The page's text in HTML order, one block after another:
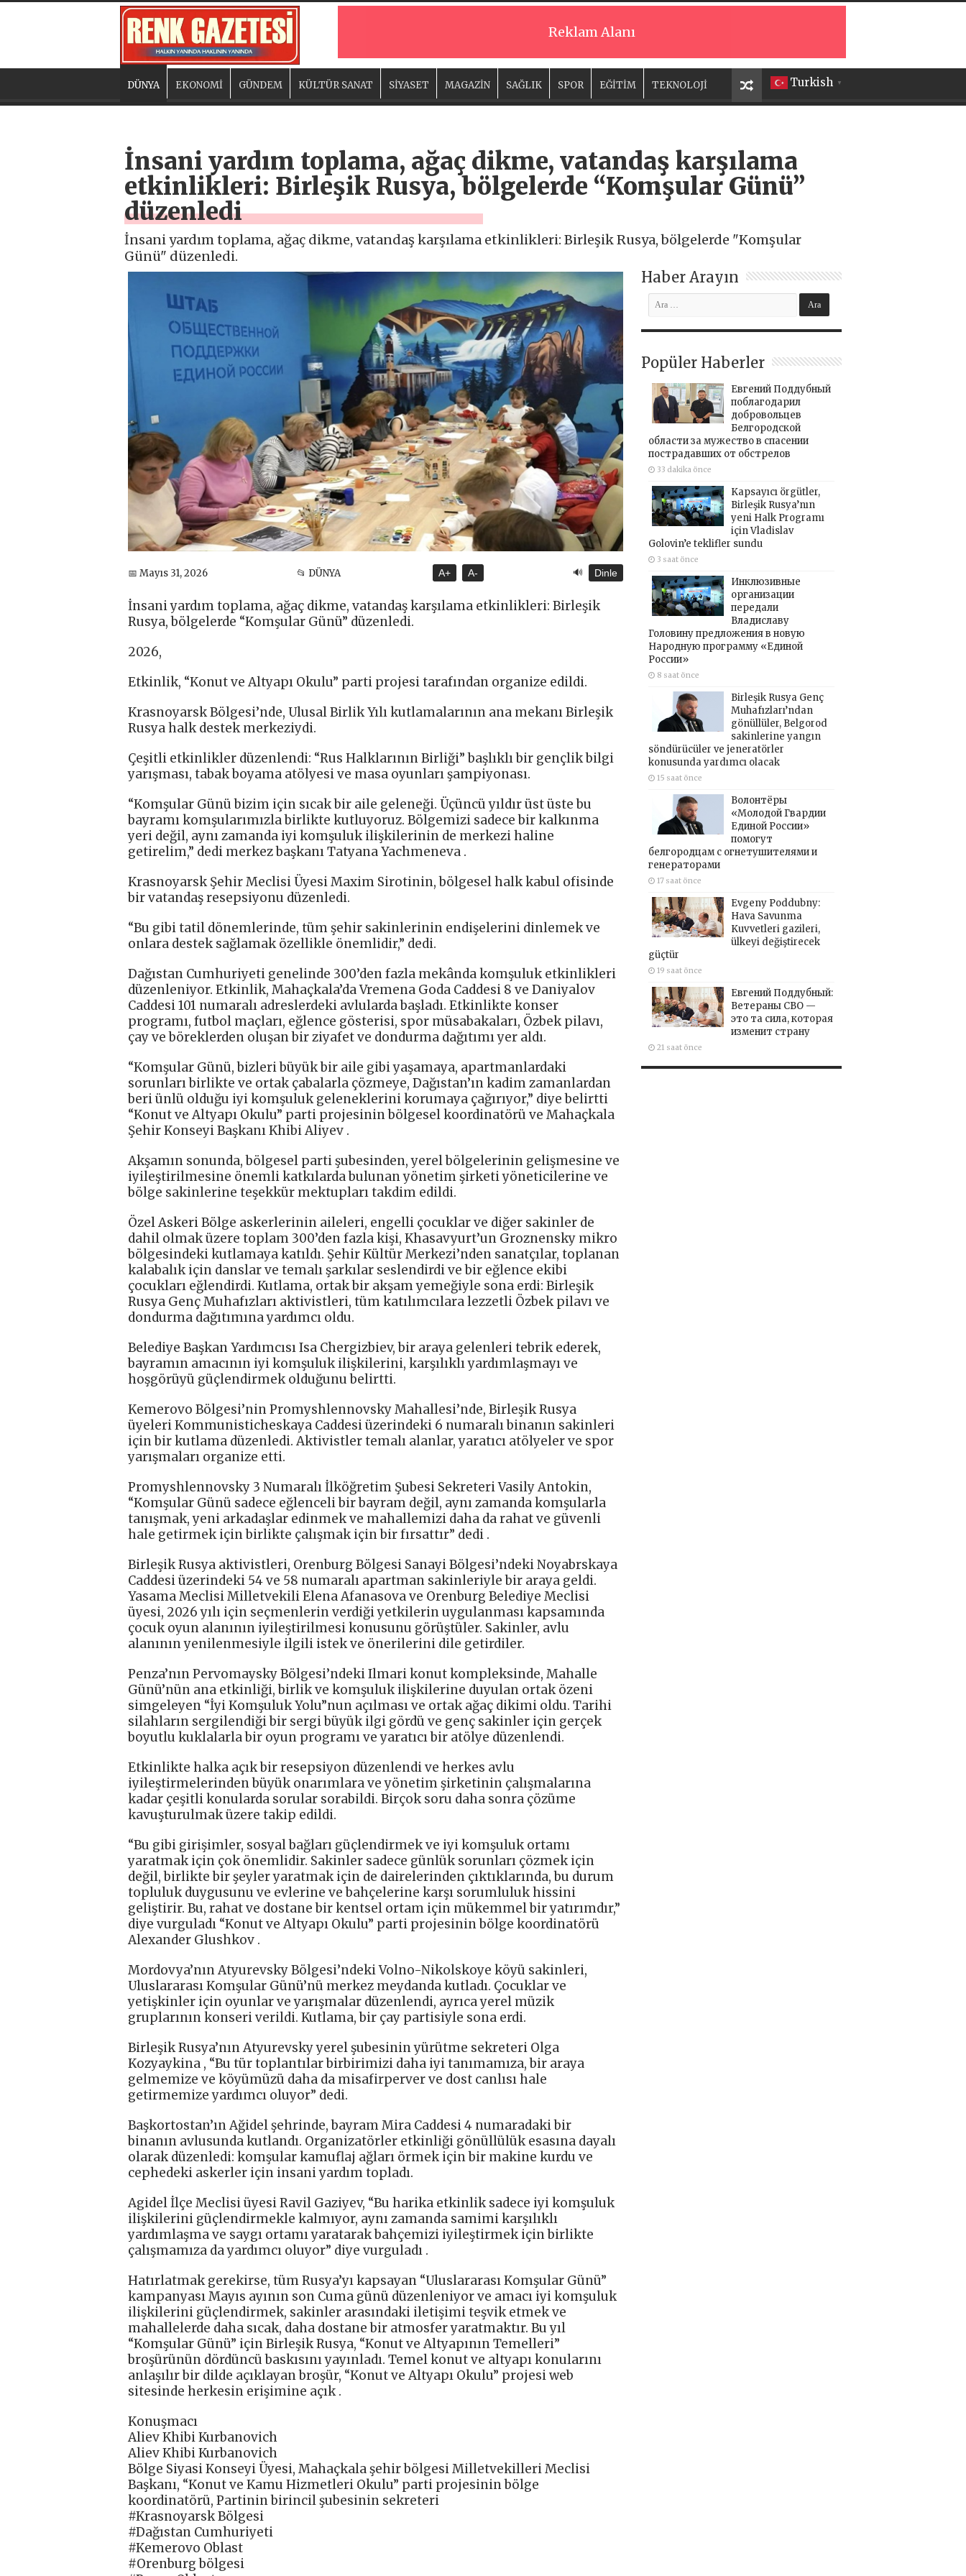
Reklam Alanı
Turkish ▼
DÜNYA EKONOMİ GÜNDEM KÜLTÜR SANAT SİYASET MAGAZİN SAĞLIK SPOR EĞİTİM TEKNOLOJİ
İnsani yardım toplama, ağaç dikme, vatandaş karşılama
etkinlikleri: Birleşik Rusya, bölgelerde “Komşular Günü”
düzenledi
İnsani yardım toplama, ağaç dikme, vatandaş karşılama etkinlikleri: Birleşik Rusya, bölgelerde "Komşular
Günü" düzenledi.
📅 Mayıs 31, 2026 📂 DÜNYA A+ A- 🔊 Dinle
İnsani yardım toplama, ağaç dikme, vatandaş karşılama etkinlikleri: Birleşik
Rusya, bölgelerde “Komşular Günü” düzenledi.
2026,
Etkinlik, “Konut ve Altyapı Okulu” parti projesi tarafından organize edildi.
Krasnoyarsk Bölgesi’nde, Ulusal Birlik Yılı kutlamalarının ana mekanı Birleşik
Rusya halk destek merkeziydi.
Çeşitli etkinlikler düzenlendi: “Rus Halklarının Birliği” başlıklı bir gençlik bilgi
yarışması, tabak boyama atölyesi ve masa oyunları şampiyonası.
“Komşular Günü bizim için sıcak bir aile geleneği. Üçüncü yıldır üst üste bu
bayramı komşularımızla birlikte kutluyoruz. Bölgemizi sadece bir kalkınma
yeri değil, aynı zamanda iyi komşuluk ilişkilerinin de merkezi haline
getirelim,” dedi merkez başkanı Tatyana Yachmeneva .
Krasnoyarsk Şehir Meclisi Üyesi Maxim Sirotinin, bölgesel halk kabul ofisinde
bir vatandaş resepsiyonu düzenledi.
“Bu gibi tatil dönemlerinde, tüm şehir sakinlerinin endişelerini dinlemek ve
onlara destek sağlamak özellikle önemlidir,” dedi.
Dağıstan Cumhuriyeti genelinde 300’den fazla mekânda komşuluk etkinlikleri
düzenleniyor. Etkinlik, Mahaçkala’da Vremena Goda Caddesi 8 ve Daniyalov
Caddesi 101 numaralı adreslerdeki avlularda başladı. Etkinlikte konser
programı, futbol maçları, eğlence gösterisi, spor müsabakaları, Özbek pilavı,
çay ve böreklerden oluşan bir ziyafet ve dondurma dağıtımı yer aldı.
“Komşular Günü, bizleri büyük bir aile gibi yaşamaya, apartmanlardaki
sorunları birlikte ve ortak çabalarla çözmeye, Dağıstan’ın kadim zamanlardan
beri ünlü olduğu iyi komşuluk geleneklerini korumaya çağırıyor,” diye belirtti
“Konut ve Altyapı Okulu” parti projesinin bölgesel koordinatörü ve Mahaçkala
Şehir Konseyi Başkanı Khibi Aliyev .
Akşamın sonunda, bölgesel parti şubesinden, yerel bölgelerinin gelişmesine ve
iyileştirilmesine önemli katkılarda bulunan yönetim şirketi yöneticilerine ve
bölge sakinlerine teşekkür mektupları takdim edildi.
Özel Askeri Bölge askerlerinin aileleri, engelli çocuklar ve diğer sakinler de
dahil olmak üzere toplam 300’den fazla kişi, Khasavyurt’un Groznensky mikro
bölgesindeki kutlamaya katıldı. Şehir Kültür Merkezi’nden sanatçılar, toplanan
kalabalık için danslar ve temalı şarkılar seslendirdi ve bir eğlence ekibi
çocukları eğlendirdi. Kutlama, ortak bir akşam yemeğiyle sona erdi: Birleşik
Rusya Genç Muhafızları aktivistleri, tüm katılımcılara lezzetli Özbek pilavı ve
dondurma dağıtımına yardımcı oldu.
Belediye Başkan Yardımcısı Isa Chergizbiev, bir araya gelenleri tebrik ederek,
bayramın amacının iyi komşuluk ilişkilerini, karşılıklı yardımlaşmayı ve
hoşgörüyü güçlendirmek olduğunu belirtti.
Kemerovo Bölgesi’nin Promyshlennovsky Mahallesi’nde, Birleşik Rusya
üyeleri Kommunisticheskaya Caddesi üzerindeki 6 numaralı binanın sakinleri
için bir kutlama düzenledi. Aktivistler temalı alanlar, yaratıcı atölyeler ve spor
yarışmaları organize etti.
Promyshlennovsky 3 Numaralı İlköğretim Şubesi Sekreteri Vasily Antokin,
“Komşular Günü sadece eğlenceli bir bayram değil, aynı zamanda komşularla
tanışmak, yeni arkadaşlar edinmek ve mahallemizi daha da rahat ve güvenli
hale getirmek için birlikte çalışmak için bir fırsattır” dedi .
Birleşik Rusya aktivistleri, Orenburg Bölgesi Sanayi Bölgesi’ndeki Noyabrskaya
Caddesi üzerindeki 54 ve 58 numaralı apartman sakinleriyle bir araya geldi.
Yasama Meclisi Milletvekili Elena Afanasova ve Orenburg Belediye Meclisi
üyesi, 2026 yılı için seçmenlerin verdiği yetkilerin uygulanması kapsamında
çocuk oyun alanının iyileştirilmesi konusunu görüştüler. Sakinler, avlu
alanının yenilenmesiyle ilgili istek ve önerilerini dile getirdiler.
Penza’nın Pervomaysky Bölgesi’ndeki Ilmari konut kompleksinde, Mahalle
Günü’nün ana etkinliği, birlik ve komşuluk ilişkilerine duyulan ortak özeni
simgeleyen “İyi Komşuluk Yolu”nun açılması ve ortak ağaç dikimi oldu. Tarihi
silahların sergilendiği bir sergi büyük ilgi gördü ve genç sakinler için gerçek
boyutlu kuklalarla bir oyun programı ve yaratıcı bir atölye düzenlendi.
Etkinlikte halka açık bir resepsiyon düzenlendi ve herkes avlu
iyileştirmelerinden büyük onarımlara ve yönetim şirketinin çalışmalarına
kadar çeşitli konularda sorular sorabildi. Birçok soru daha sonra çözüme
kavuşturulmak üzere takip edildi.
“Bu gibi girişimler, sosyal bağları güçlendirmek ve iyi komşuluk ortamı
yaratmak için çok önemlidir. Sakinler sadece günlük sorunları çözmek için
değil, birlikte bir şeyler yaratmak için de dairelerinden çıktıklarında, bu durum
topluluk duygusunu ve evlerine ve bahçelerine karşı sorumluluk hissini
geliştirir. Bu, rahat ve dostane bir kentsel ortam için mükemmel bir yatırımdır,”
diye vurguladı “Konut ve Altyapı Okulu” parti projesinin bölge koordinatörü
Alexander Glushkov .
Mordovya’nın Atyurevsky Bölgesi’ndeki Volno-Nikolskoye köyü sakinleri,
Uluslararası Komşular Günü’nü merkez meydanda kutladı. Çocuklar ve
yetişkinler için oyunlar ve yarışmalar düzenlendi, ayrıca yerel müzik
gruplarının konseri verildi. Kutlama, bir çay partisiyle sona erdi.
Birleşik Rusya’nın Atyurevsky yerel şubesinin yürütme sekreteri Olga
Kozyaykina , “Bu tür toplantılar birbirimizi daha iyi tanımamıza, bir araya
gelmemize ve köyümüzü daha da misafirperver ve dost canlısı hale
getirmemize yardımcı oluyor” dedi.
Başkortostan’ın Ağidel şehrinde, bayram Mira Caddesi 4 numaradaki bir
binanın avlusunda kutlandı. Organizatörler etkinliği gönüllülük esasına dayalı
olarak düzenledi: komşular kamuflaj ağları örmek için bir makine kurdu ve
cephedeki askerler için insani yardım topladı.
Agidel İlçe Meclisi üyesi Ravil Gaziyev, “Bu harika etkinlik sadece iyi komşuluk
ilişkilerini güçlendirmekle kalmıyor, aynı zamanda samimi karşılıklı
yardımlaşma ve saygı ortamı yaratarak bahçemizi iyileştirmek için birlikte
çalışmamıza da yardımcı oluyor” diye vurguladı .
Hatırlatmak gerekirse, tüm Rusya’yı kapsayan “Uluslararası Komşular Günü”
kampanyası Mayıs ayının son Cuma günü düzenleniyor ve amacı iyi komşuluk
ilişkilerini güçlendirmek, sakinler arasındaki iletişimi teşvik etmek ve
mahallelerde daha sıcak, daha dostane bir atmosfer yaratmaktır. Bu yıl
“Komşular Günü” için Birleşik Rusya, “Konut ve Altyapının Temelleri”
broşürünün dördüncü baskısını yayınladı. Temel konut ve altyapı konularını
anlaşılır bir dilde açıklayan broşür, “Konut ve Altyapı Okulu” projesi web
sitesinde herkesin erişimine açık .
Konuşmacı
Aliev Khibi Kurbanovich
Aliev Khibi Kurbanovich
Bölge Siyasi Konseyi Üyesi, Mahaçkala şehir bölgesi Milletvekilleri Meclisi
Başkanı, “Konut ve Kamu Hizmetleri Okulu” parti projesinin bölge
koordinatörü, Partinin birincil şubesinin sekreteri
#Krasnoyarsk Bölgesi
#Dağıstan Cumhuriyeti
#Kemerovo Oblast
#Orenburg bölgesi
Haber Arayın
Popüler Haberler
Евгений Поддубный
поблагодарил
добровольцев
Белгородской
области за мужество в спасении
пострадавших от обстрелов
33 dakika önce
Kapsayıcı örgütler,
Birleşik Rusya’nın
yeni Halk Programı
için Vladislav
Golovin’e teklifler sundu
3 saat önce
Инклюзивные
организации
передали
Владиславу
Головину предложения в новую
Народную программу «Единой
России»
8 saat önce
Birleşik Rusya Genç
Muhafızları’ndan
gönüllüler, Belgorod
sakinlerine yangın
söndürücüler ve jeneratörler
konusunda yardımcı olacak
15 saat önce
Волонтёры
«Молодой Гвардии
Единой России»
помогут
белгородцам с огнетушителями и
генераторами
17 saat önce
Evgeny Poddubny:
Hava Savunma
Kuvvetleri gazileri,
ülkeyi değiştirecek
güçtür
19 saat önce
Евгений Поддубный:
Ветераны СВО —
это та сила, которая
изменит страну
21 saat önce